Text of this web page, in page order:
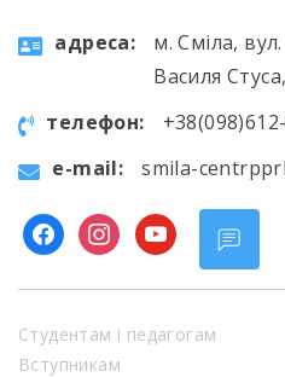
aдресa:
м. Сміла,
Василя
телефон:
e-mail:
smila-
facebookinstagram
youtube
Студентам і педагогам
Вступникам